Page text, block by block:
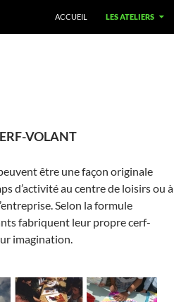
ACCUEIL LES ATELIERS
VOLANT
être une façon originale
d’activité au centre de loisirs ou à
Selon la formule
fabriquent leur propre cerf-
imagination.